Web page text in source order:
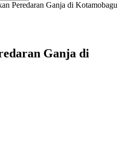
Peredaran Ganja di Kotamobagu
Ganja di